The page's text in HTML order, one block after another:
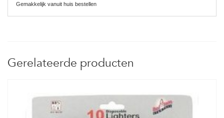
Gemakkelijk vanuit huis bestellen
Gerelateerde producten